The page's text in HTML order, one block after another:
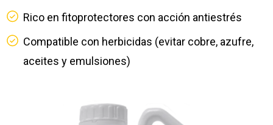
Rico en fitoprotectores con acción antiestrés
Compatible con herbicidas (evitar cobre, azufre,
aceites y emulsiones)